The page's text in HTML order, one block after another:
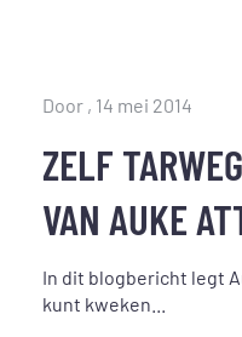
Door , 14 mei 2014
ZELF
VAN AUKE
In dit blogbericht legt
kunt kweken...